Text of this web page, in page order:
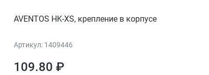
AVENTOS HK-XS, крепление в корпусе
Артикул: 1409446
109.80 ₽